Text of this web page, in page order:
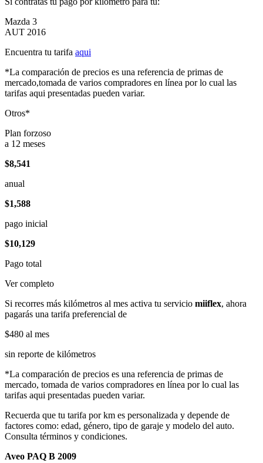
Mazda 3
AUT 2016
Encuentra tu tarifa aqui
*La comparación de precios es una referencia de primas de
mercado,tomada de varios compradores en línea por lo cual las
tarifas aqui presentadas pueden variar.
Otros*
Plan forzoso
a 12 meses
$8,541
anual
$1,588
pago inicial
$10,129
Pago total
Ver completo
Si recorres más kilómetros al mes activa tu servicio miiflex, ahora
pagarás una tarifa preferencial de
$480 al mes
sin reporte de kilómetros
*La comparación de precios es una referencia de primas de
mercado, tomada de varios compradores en línea por lo cual las
tarifas aqui presentadas pueden variar.
Recuerda que tu tarifa por km es personalizada y depende de
factores como: edad, género, tipo de garaje y modelo del auto.
Consulta términos y condiciones.
Aveo PAQ B 2009